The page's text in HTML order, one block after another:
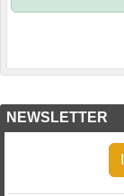
NEWSLETTER